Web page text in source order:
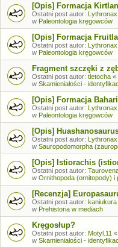
[Opis] Formacja
Ostatni post autor: Lythronax
w Paleontologia kręgowców
[Opis] Formacja
Ostatni post autor: Lythronax
w Paleontologia kręgowców
Fragment szczęki z
Ostatni post autor: tletocha «
w Skamieniałości -
[Opis] Formacja
Ostatni post autor: Lythronax
w Paleontologia kręgowców
[Opis]
Ostatni post autor: Lythronax
w Sauropodomorpha
[Opis] Istiorachis
Ostatni post autor:
w Ornithopoda (ornitopody) i
[Recenzja]
Ostatni post autor: kaniukura
w Prehistoria w mediach
Kręgosłup?
Ostatni post autor: Motyl.11 «
w Skamieniałości -